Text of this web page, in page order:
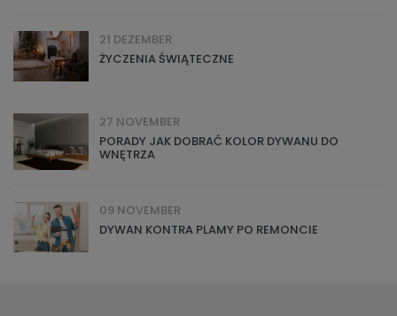
21 DEZEMBER
ŻYCZENIA ŚWIĄTECZNE
27 NOVEMBER
PORADY JAK DOBRAĆ KOLOR DYWANU DO
WNĘTRZA
09 NOVEMBER
DYWAN KONTRA PLAMY PO REMONCIE